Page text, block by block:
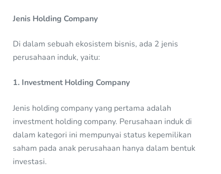
Jenis Holding Company
Di dalam sebuah ekosistem bisnis, ada 2 jenis
perusahaan induk, yaitu:
1. Investment Holding Company
Jenis holding company yang pertama adalah
investment holding company. Perusahaan induk di
dalam kategori ini mempunyai status kepemilikan
saham pada anak perusahaan hanya dalam bentuk
investasi.